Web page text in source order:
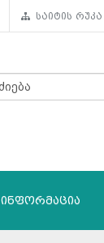
საიტის რუკა